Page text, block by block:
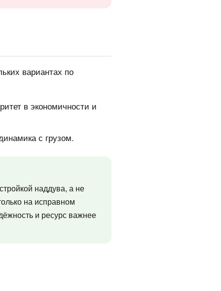
вариантах по
в экономичности и
с грузом.
наддува, а не
на исправном
и ресурс важнее